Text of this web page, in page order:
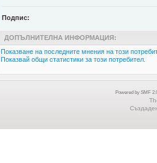
Подпис:
ДОПЪЛНИТЕЛНА ИНФОРМАЦИЯ:
Показване на последните мнения на този
Показвай общи статистики за този потребител.
Powered by SMF